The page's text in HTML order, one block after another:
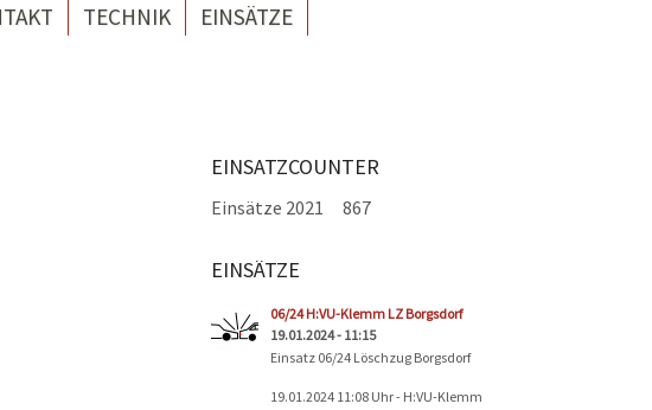
TECHNIK EINSÄTZE
EINSATZCOUNTER
Einsätze 2021 867
EINSÄTZE
06/24 H:VU-Klemm LZ Borgsdorf
19.01.2024 - 11:15
Einsatz 06/24 Löschzug Borgsdorf
19.01.2024 11:08 Uhr - H:VU-Klemm
Seiten